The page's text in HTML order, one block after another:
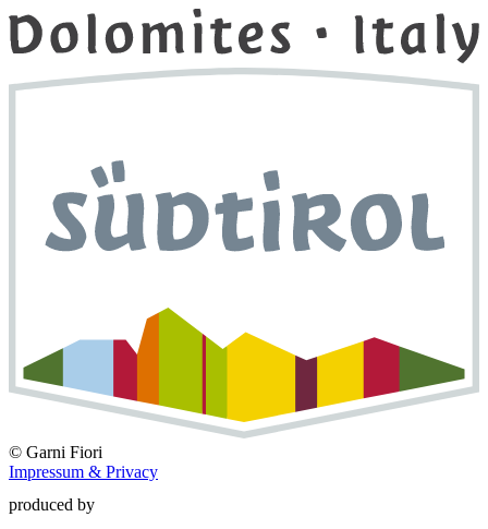
© Garni Fiori
Impressum & Privacy
produced by